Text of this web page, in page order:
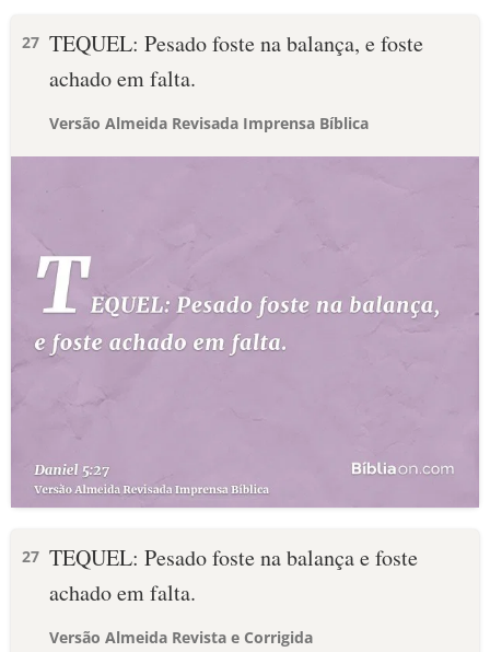
27 TEQUEL: Pesado foste na balança, e foste
achado em falta.
Versão Almeida Revisada Imprensa Bíblica
27 TEQUEL: Pesado foste na balança e foste
achado em falta.
Versão Almeida Revista e Corrigida